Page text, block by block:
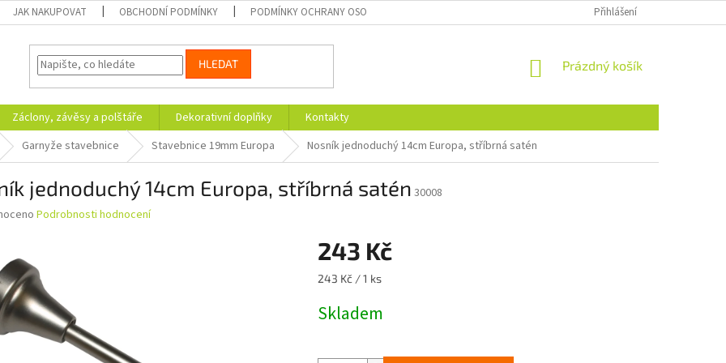
JAK NAKUPOVAT OBCHODNÍ PODMÍNKY PODMÍNKY OCHRANY OSOBNÍCH ÚDAJŮ FORMULÁŘ PRO
Přihlášení
HLEDAT
NÁKUPNÍ
Prázdný košík
Záclony, závěsy a polštáře Dekorativní doplňky
Kontakty
Garnyže stavebnice Stavebnice 19mm Europa Nosník jednoduchý 14cm Europa, stříbrná satén
jednoduchý 14cm Europa, stříbrná satén 30008
Podrobnosti hodnocení
243 Kč
Měrná
243 Kč / 1 ks
Skladem